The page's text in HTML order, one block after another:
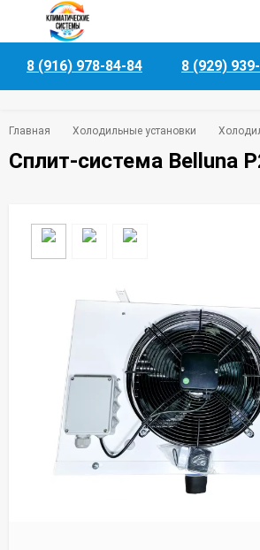
8 (916) 978-84-84 8 (929)
Главная Холодильные установки
Сплит-система Belluna